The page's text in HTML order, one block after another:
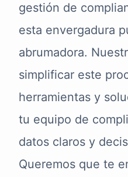
gestión de
esta envergadura
abrumadora.
simplificar este
herramientas y
tu equipo de
datos claros y
Queremos que te